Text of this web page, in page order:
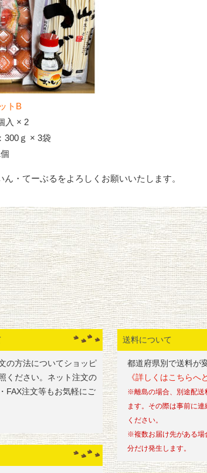
トB
入 × 2
300ｇ × 3袋
・てーぶるをよろしくお願いいたします。
の方法についてショッピ
ください。ネット注文の
FAX注文等もお気軽にご
送料について
都道府県別で送料が
《詳しくはこちらへ
※離島の場合、別途配送
ます。その際は事前に
ください。
※複数お届け先がある場
分だけ発生します。